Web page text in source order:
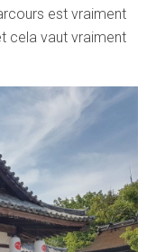
est vraiment
cela vaut vraiment